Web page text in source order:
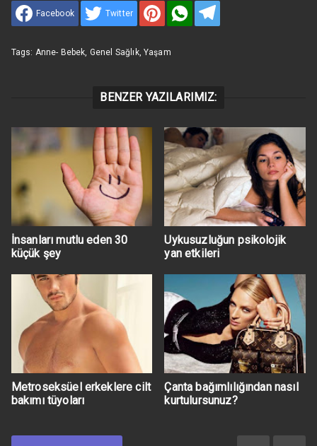
Facebook Twitter
Tags: Anne- Bebek, Genel Sağlık, Yaşam
BENZER YAZILARIMIZ:
İnsanları mutlu eden 30
küçük şey
Uykusuzluğun psikolojik
yan etkileri
Metroseksüel erkeklere cilt
bakımı tüyoları
Çanta bağımlılığından nasıl
kurtulursunuz?